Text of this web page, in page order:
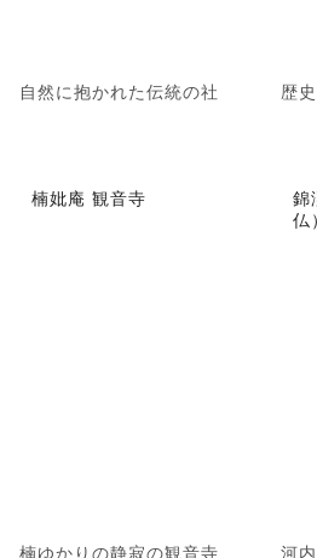
自然に抱かれた伝統の社 歴
楠妣庵 観音寺
楠ゆかりの静寂の観音寺
錦
仏）
河